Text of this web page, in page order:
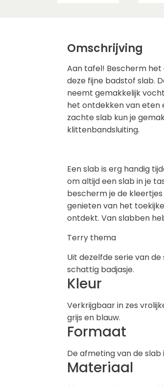
Omschrijving
Aan tafel! Bescherm
deze fijne badstof slab.
neemt gemakkelijk
het ontdekken van eten
zachte slab kun je
klittenbandsluiting.
Een slab is erg handig
om altijd een slab in je
bescherm je de
genieten van het
ontdekt. Van slabben
Terry thema
Uit dezelfde serie van
schattig badjasje.
Kleur
Verkrijgbaar in zes
grijs en blauw.
Formaat
De afmeting van de slab
Materiaal